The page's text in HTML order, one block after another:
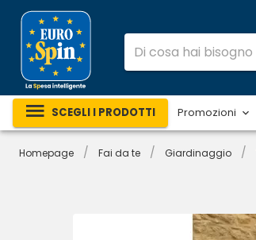
SCEGLI I PRODOTTI Promozioni
Homepage / Fai da te / Giardinaggio /